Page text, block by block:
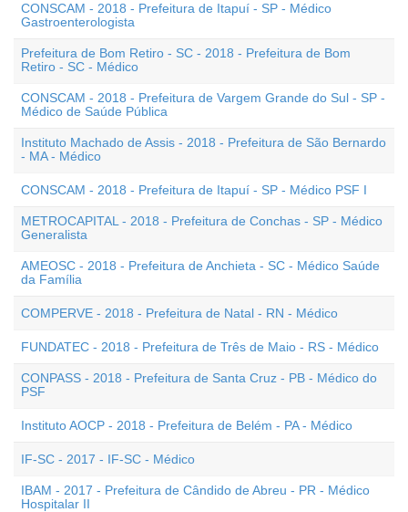
CONSCAM - 2018 - Prefeitura de Itapuí - SP - Médico
Gastroenterologista
Prefeitura de Bom Retiro - SC - 2018 - Prefeitura de Bom
Retiro - SC - Médico
CONSCAM - 2018 - Prefeitura de Vargem Grande do Sul - SP -
Médico de Saúde Pública
Instituto Machado de Assis - 2018 - Prefeitura de São Bernardo
- MA - Médico
CONSCAM - 2018 - Prefeitura de Itapuí - SP - Médico PSF I
METROCAPITAL - 2018 - Prefeitura de Conchas - SP - Médico
Generalista
AMEOSC - 2018 - Prefeitura de Anchieta - SC - Médico Saúde
da Família
COMPERVE - 2018 - Prefeitura de Natal - RN - Médico
FUNDATEC - 2018 - Prefeitura de Três de Maio - RS - Médico
CONPASS - 2018 - Prefeitura de Santa Cruz - PB - Médico do
PSF
Instituto AOCP - 2018 - Prefeitura de Belém - PA - Médico
IF-SC - 2017 - IF-SC - Médico
IBAM - 2017 - Prefeitura de Cândido de Abreu - PR - Médico
Hospitalar II